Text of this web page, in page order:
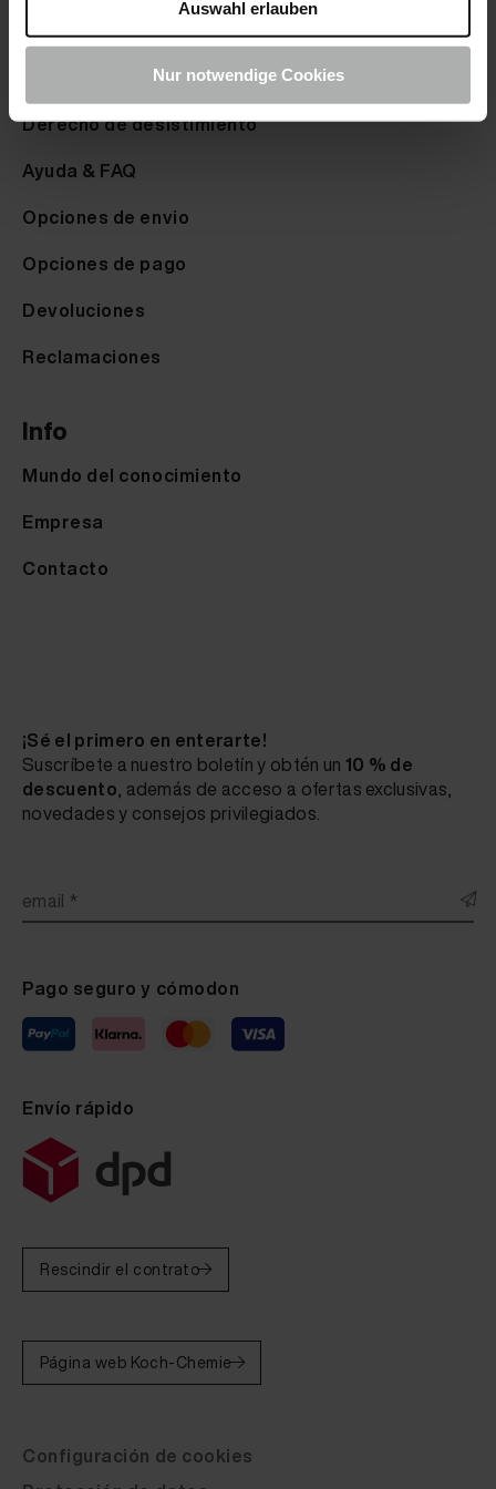
Auswahl erlauben
Nur notwendige Cookies
Derecho de desistimiento
Ayuda & FAQ
Opciones de envio
Opciones de pago
Devoluciones
Reclamaciones
Info
Mundo del conocimiento
Empresa
Contacto
¡Sé el primero en enterarte!
Suscríbete a nuestro boletín y obtén un 10 % de
descuento, además de acceso a ofertas exclusivas,
novedades y consejos privilegiados.
email *
Pago seguro y cómodon
Envío rápido
Rescindir el contrato
Página web Koch-Chemie
Configuración de cookies